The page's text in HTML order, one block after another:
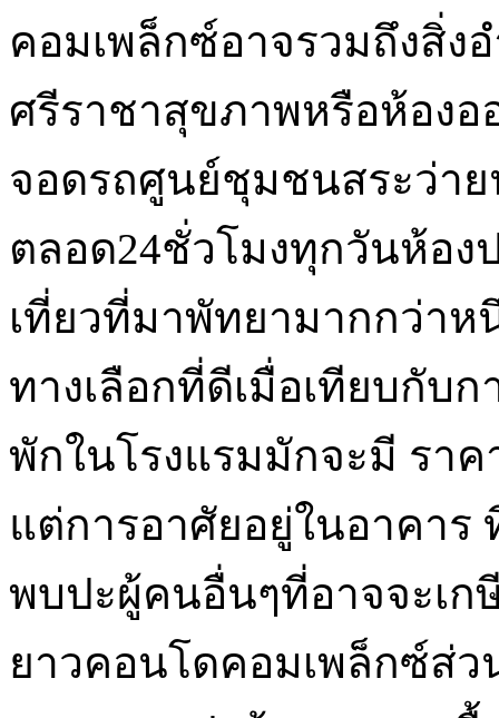
คอมเพล็กซ์อาจรวมถึงสิ่ง
ศรีราชาสุขภาพหรือห้องอ
จอดรถศูนย์ชุมชนสระว่า
ตลอด24ชั่วโมงทุกวันห้อ
เที่ยวที่มาพัทยามากกว่าห
ทางเลือกที่ดีเมื่อเทียบกับ
พักในโรงแรมมักจะมี รา
แต่การอาศัยอยู่ในอาคาร
พบปะผู้คนอื่นๆที่อาจจะเก
ยาวคอนโดคอมเพล็กซ์ส่